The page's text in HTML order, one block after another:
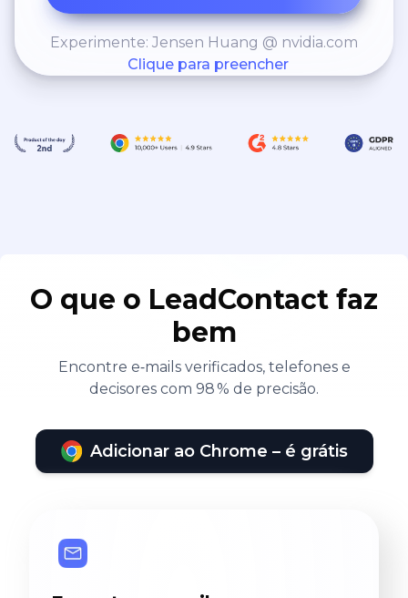
Experimente: Jensen Huang @ nvidia.com
Clique para preencher
O que o LeadContact faz
bem
Encontre e‑mails verificados, telefones e
decisores com 98 % de precisão.
Adicionar ao Chrome – é grátis